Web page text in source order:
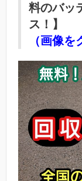
料のバッ
ス！】
（画像を